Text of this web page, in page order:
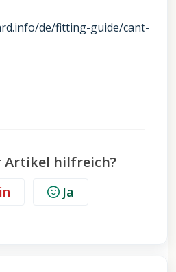
de/fitting-guide/cant-
Artikel hilfreich?
Ja